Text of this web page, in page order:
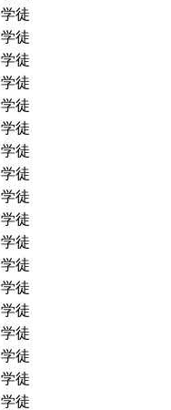
学徒
学徒
学徒
学徒
学徒
学徒
学徒
学徒
学徒
学徒
学徒
学徒
学徒
学徒
学徒
学徒
学徒
学徒